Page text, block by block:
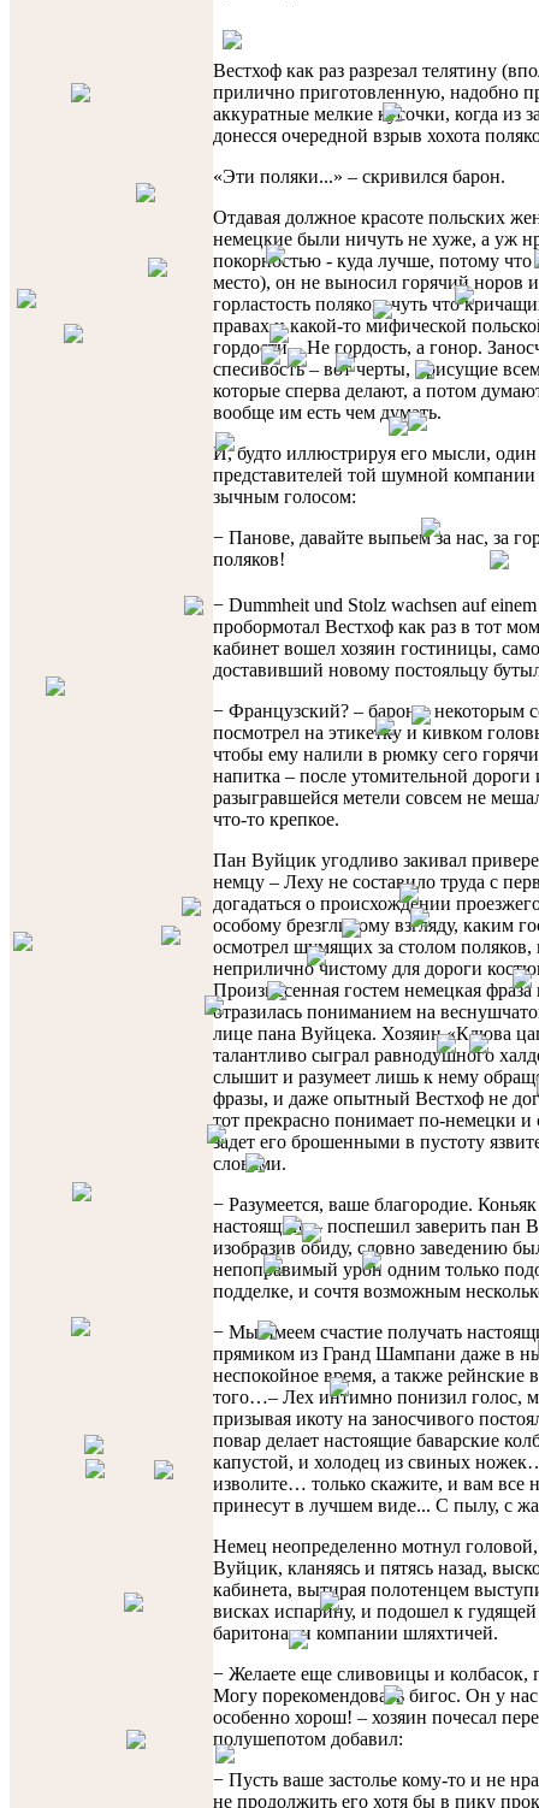
Вестхоф как раз разрезал телятину
прилично приготовленную, надобно
аккуратные мелкие кусочки, когда из
донесся очередной взрыв хохота
«Эти поляки...» – скривился барон.
Отдавая должное красоте польских
немецкие были ничуть не хуже, а уж
покорностью - куда лучше, потому что
место), он не выносил горячий норов и
горластость поляков, чуть что
правах и какой-то мифической
гордости... Не гордость, а гонор.
спесивость – вот черты, присущие
которые сперва делают, а потом
вообще им есть чем думать.
И, будто иллюстрируя его мысли, один
представителей той шумной компании
зычным голосом:
− Панове, давайте выпьем за нас, за
поляков!
− Dummheit und Stolz wachsen auf
пробормотал Вестхоф как раз в тот
кабинет вошел хозяин гостиницы,
доставивший новому постояльцу
− Французский? – барон с некоторым
посмотрел на этикетку и кивком
чтобы ему налили в рюмку сего
напитка – после утомительной дороги
разыгравшейся метели совсем не
что-то крепкое.
Пан Вуйцик угодливо закивал
немцу – Леху не составило труда с
догадаться о происхождении
особому брезгливому взгляду, каким
осмотрел шумящих за столом поляков,
неприлично чистому для дороги
Произнесенная гостем немецкая фраза
отразилась пониманием на
лице пана Вуйцека. Хозяин «Клюва
талантливо сыграл равнодушного
слышит и разумеет лишь к нему
фразы, и даже опытный Вестхоф не
тот прекрасно понимает по-немецки и
задет его брошенными в пустоту
словами.
− Разумеется, ваше благородие.
настоящий, – поспешил заверить пан
изобразив обиду, словно заведению
непоправимый урон одним только
подделке, и сочтя возможным
− Мы имеем счастие получать
прямиком из Гранд Шампани даже в
неспокойное время, а также рейнские
того…– Лех интимно понизил голос,
призывая икоту на заносчивого
повар делает настоящие баварские
капустой, и холодец из свиных
изволите… только скажите, и вам все
принесут в лучшем виде... С пылу, с
Немец неопределенно мотнул
Вуйцик, кланяясь и пятясь назад,
кабинета, вытирая полотенцем
висках испарину, и подошел к
баритонами компании шляхтичей.
− Желаете еще сливовицы и колбасок,
Могу порекомендовать бигос. Он у нас
особенно хорош! – хозяин почесал
полушепотом добавил:
− Пусть ваше застолье кому-то и не
не продолжить его хотя бы в пику